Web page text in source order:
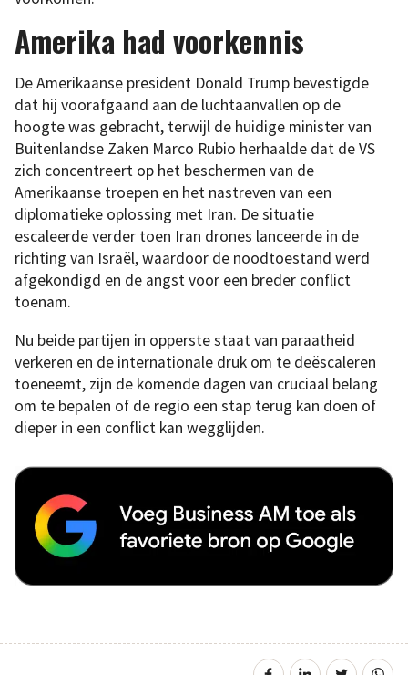
Amerika had voorkennis
De Amerikaanse president Donald Trump bevestigde
dat hij voorafgaand aan de luchtaanvallen op de
hoogte was gebracht, terwijl de huidige minister van
Buitenlandse Zaken Marco Rubio herhaalde dat de VS
zich concentreert op het beschermen van de
Amerikaanse troepen en het nastreven van een
diplomatieke oplossing met Iran. De situatie
escaleerde verder toen Iran drones lanceerde in de
richting van Israël, waardoor de noodtoestand werd
afgekondigd en de angst voor een breder conflict
toenam.
Nu beide partijen in opperste staat van paraatheid
verkeren en de internationale druk om te deëscaleren
toeneemt, zijn de komende dagen van cruciaal belang
om te bepalen of de regio een stap terug kan doen of
dieper in een conflict kan wegglijden.